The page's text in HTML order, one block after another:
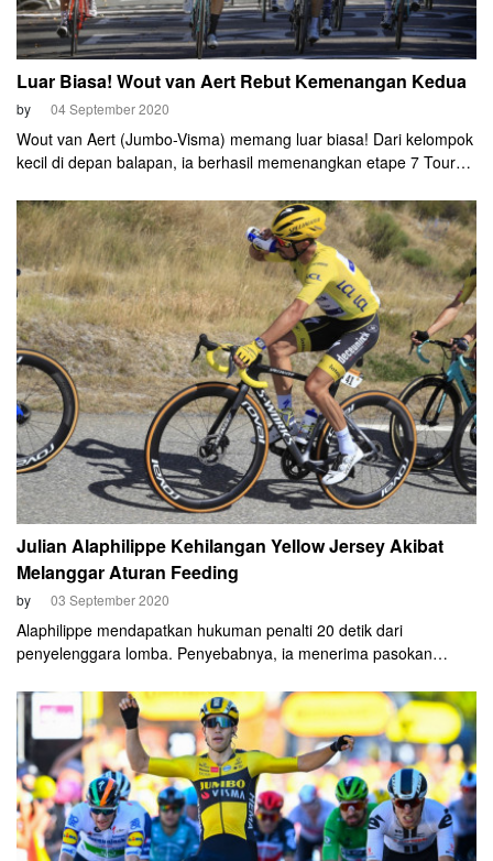
Luar Biasa! Wout van Aert Rebut Kemenangan Kedua
by 04 September 2020
Wout van Aert (Jumbo-Visma) memang luar biasa! Dari kelompok
kecil di depan balapan, ia berhasil memenangkan etape 7 Tour
meter terakhir membuat Edvald Boasson Hagen (NTT Pro
Cycling) gigit jari. Ini adalah kemenangan etape keduanya di TdF
2020.
Julian Alaphilippe Kehilangan Yellow Jersey Akibat
Melanggar Aturan Feeding
by 03 September 2020
Alaphilippe mendapatkan hukuman penalti 20 detik dari
penyelenggara lomba. Penyebabnya, ia menerima pasokan